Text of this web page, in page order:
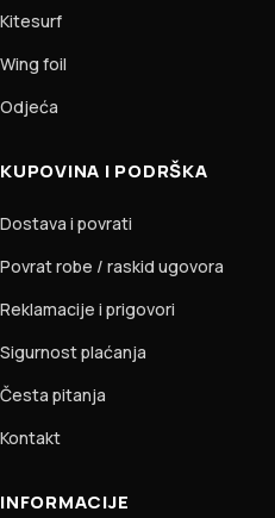
Kitesurf
Wing foil
Odjeća
KUPOVINA I PODRŠKA
Dostava i povrati
Povrat robe / raskid ugovora
Reklamacije i prigovori
Sigurnost plaćanja
Česta pitanja
Kontakt
INFORMACIJE